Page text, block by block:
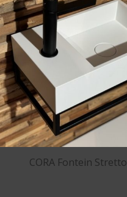
CORA Fontein Stretto